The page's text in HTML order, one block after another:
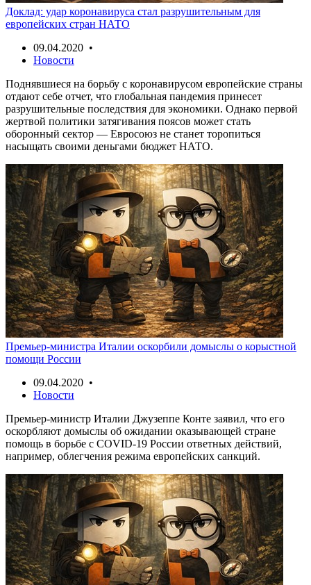
Доклад: удар коронавируса стал разрушительным для
европейских стран НАТО
09.04.2020 •
Новости
Поднявшиеся на борьбу с коронавирусом европейские страны
отдают себе отчет, что глобальная пандемия принесет
разрушительные последствия для экономики. Однако первой
жертвой политики затягивания поясов может стать
оборонный сектор — Евросоюз не станет торопиться
насыщать своими деньгами бюджет НАТО.
Премьер-министра Италии оскорбили домыслы о корыстной
помощи России
09.04.2020 •
Новости
Премьер-министр Италии Джузеппе Конте заявил, что его
оскорбляют домыслы об ожидании оказывающей стране
помощь в борьбе с COVID-19 России ответных действий,
например, облегчения режима европейских санкций.